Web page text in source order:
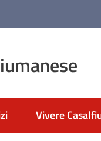
Vivere